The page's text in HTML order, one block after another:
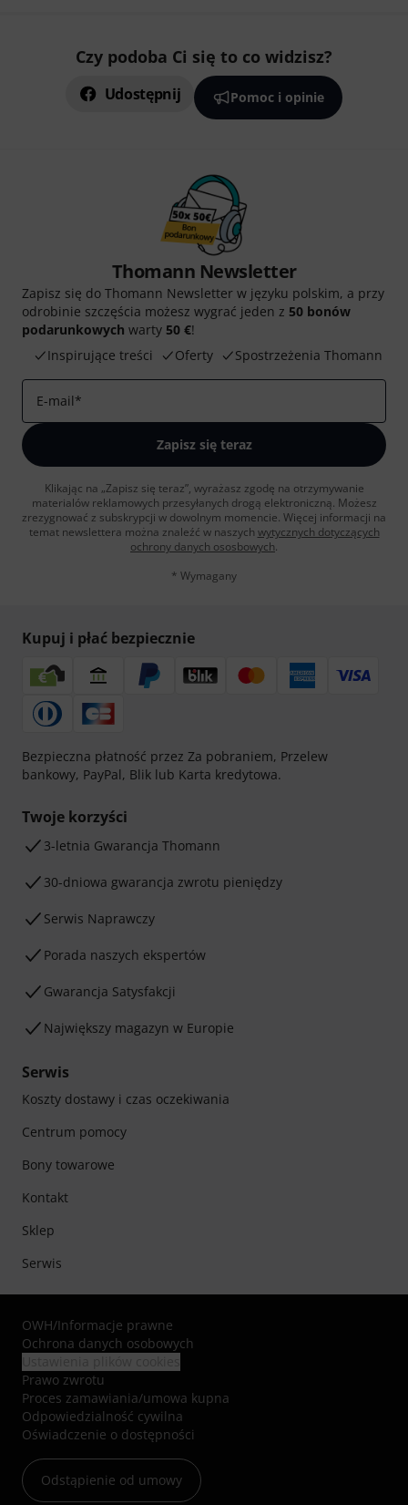
Czy podoba Ci się to co widzisz?
Udostępnij Pomoc i opinie
Thomann Newsletter
Zapisz się do Thomann Newsletter w języku polskim, a przy
odrobinie szczęścia możesz wygrać jeden z 50 bonów
podarunkowych warty 50 €!
Inspirujące treści
Oferty Spostrzeżenia Thomann
E-mail*
Zapisz się teraz
Klikając na „Zapisz się teraz”, wyrażasz zgodę na otrzymywanie
materialów reklamowych przesyłanych drogą elektroniczną. Możesz
zrezygnować z subskrypcji w dowolnym momencie. Więcej informacji na
temat newslettera można znaleźć w naszych wytycznych dotyczących
ochrony danych ososbowych.
* Wymagany
Kupuj i płać bezpiecznie
Bezpieczna płatność przez Za pobraniem, Przelew
bankowy, PayPal, Blik lub Karta kredytowa.
Twoje korzyści
3-letnia Gwarancja Thomann
30-dniowa gwarancja zwrotu pieniędzy
Serwis Naprawczy
Porada naszych ekspertów
Gwarancja Satysfakcji
Największy magazyn w Europie
Serwis
Koszty dostawy i czas oczekiwania
Centrum pomocy
Bony towarowe
Kontakt
Sklep
Serwis
OWH/Informacje prawne
Ochrona danych osobowych
Prawo zwrotu
Proces zamawiania/umowa kupna
Odpowiedzialność cywilna
Oświadczenie o dostępności
Odstąpienie od umowy